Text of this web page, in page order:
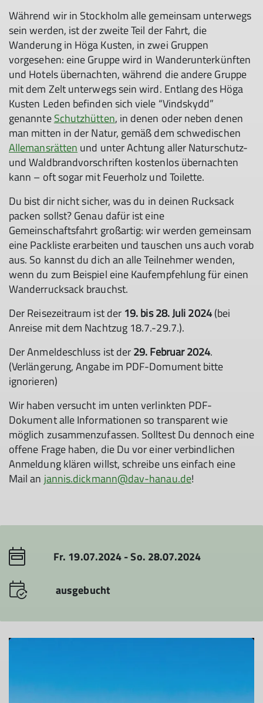
Während wir in Stockholm alle gemeinsam unterwegs
sein werden, ist der zweite Teil der Fahrt, die
Wanderung in Höga Kusten, in zwei Gruppen
vorgesehen: eine Gruppe wird in Wanderunterkünften
und Hotels übernachten, während die andere Gruppe
mit dem Zelt unterwegs sein wird. Entlang des Höga
Kusten Leden befinden sich viele “Vindskydd”
genannteSchutzhütten, in denen oder neben denen
man mitten in der Natur, gemäß dem schwedischen
Allemansrätten und unter Achtung aller Naturschutz-
und Waldbrandvorschriften kostenlos übernachten
kann – oft sogar mit Feuerholz und Toilette.
Du bist dir nicht sicher, was du in deinen Rucksack
packen sollst? Genau dafür ist eine
Gemeinschaftsfahrt großartig: wir werden gemeinsam
eine Packliste erarbeiten und tauschen uns auch vorab
aus. So kannst du dich an alle Teilnehmer wenden,
wenn du zum Beispiel eine Kaufempfehlung für einen
Wanderrucksack brauchst.
Der Reisezeitraum ist der 19. bis 28. Juli 2024(bei
Anreise mit dem Nachtzug 18.7.-29.7.).
Der Anmeldeschluss ist der29. Februar 2024.
(Verlängerung, Angabe im PDF-Domument bitte
ignorieren)
Wir haben versucht im unten verlinkten PDF-
Dokument alle Informationen so transparent wie
möglich zusammenzufassen. Solltest Du dennoch eine
offene Frage haben, die Du vor einer verbindlichen
Anmeldung klären willst, schreibe uns einfach eine
Mail an jannis.dickmann@dav-hanau.de!
Fr. 19.07.2024 - So. 28.07.2024
ausgebucht
© DAV Hanau/Jannis Dickmann